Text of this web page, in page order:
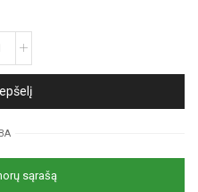
sąrašą